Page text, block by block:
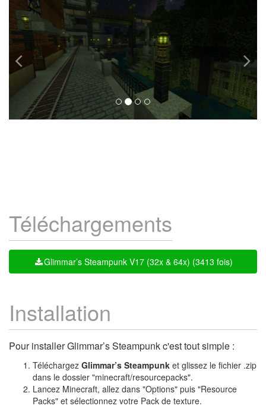
Téléchargements
Glimmar’s Steampunk V17 (32x & 64x) (3413 fois)
Installation
Pour installer Glimmar’s Steampunk c'est tout simple :
Téléchargez Glimmar’s Steampunk et glissez le fichier .zip
dans le dossier "minecraft/resourcepacks".
Lancez Minecraft, allez dans "Options" puis "Resource
Packs" et sélectionnez votre Pack de texture.